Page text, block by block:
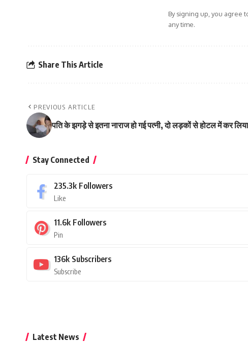
By signing up, you agree
any time.
Share This Article
PREVIOUS ARTICLE
पति के झगड़े से इतना नाराज हो गई पत्नी, दो लड़कों से होटल में कर
Stay Connected
235.3k Followers
Like
11.6k Followers
Pin
136k Subscribers
Subscribe
Latest News